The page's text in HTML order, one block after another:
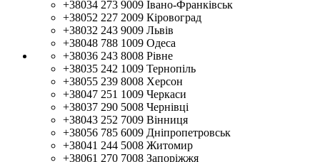
+38034 273 9009 Івано-Франківськ
+38052 227 2009 Кіровоград
+38032 243 9009 Львів
+38048 788 1009 Одеса
+38036 243 8008 Рівне
+38035 242 1009 Тернопіль
+38055 239 8008 Херсон
+38047 251 1009 Черкаси
+38037 290 5008 Чернівці
+38043 252 7009 Вінниця
+38056 785 6009 Дніпропетровськ
+38041 244 5008 Житомир
+38061 270 7008 Запоріжжя